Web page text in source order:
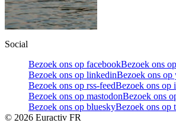
Social
Bezoek ons op facebookBezoek ons
Bezoek ons op linkedinBezoek ons op
Bezoek ons op rss-feedBezoek ons op
Bezoek ons op mastodonBezoek ons
Bezoek ons op blueskyBezoek ons op
© 2026 Euractiv FR